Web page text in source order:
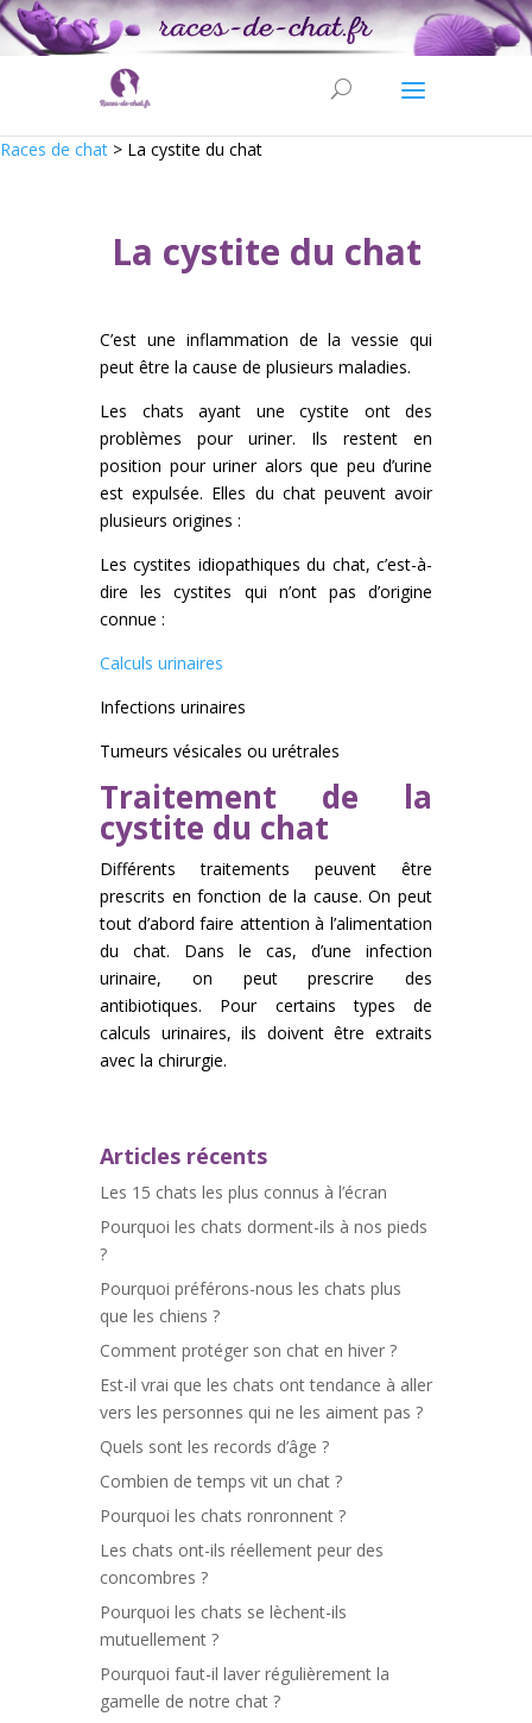
Races de chat > La cystite du chat
La cystite du chat
C’est une inflammation de la vessie qui
peut être la cause de plusieurs maladies.
Les chats ayant une cystite ont des
problèmes pour uriner. Ils restent en
position pour uriner alors que peu d’urine
est expulsée. Elles du chat peuvent avoir
plusieurs origines :
Les cystites idiopathiques du chat, c’est-à-
dire les cystites qui n’ont pas d’origine
connue :
Calculs urinaires
Infections urinaires
Tumeurs vésicales ou urétrales
Traitement de la
cystite du chat
Différents traitements peuvent être
prescrits en fonction de la cause. On peut
tout d’abord faire attention à l’alimentation
du chat. Dans le cas, d’une infection
urinaire, on peut prescrire des
antibiotiques. Pour certains types de
calculs urinaires, ils doivent être extraits
avec la chirurgie.
Articles récents
Les 15 chats les plus connus à l’écran
Pourquoi les chats dorment-ils à nos pieds
?
Pourquoi préférons-nous les chats plus
que les chiens ?
Comment protéger son chat en hiver ?
Est-il vrai que les chats ont tendance à aller
vers les personnes qui ne les aiment pas ?
Quels sont les records d’âge ?
Combien de temps vit un chat ?
Pourquoi les chats ronronnent ?
Les chats ont-ils réellement peur des
concombres ?
Pourquoi les chats se lèchent-ils
mutuellement ?
Pourquoi faut-il laver régulièrement la
gamelle de notre chat ?